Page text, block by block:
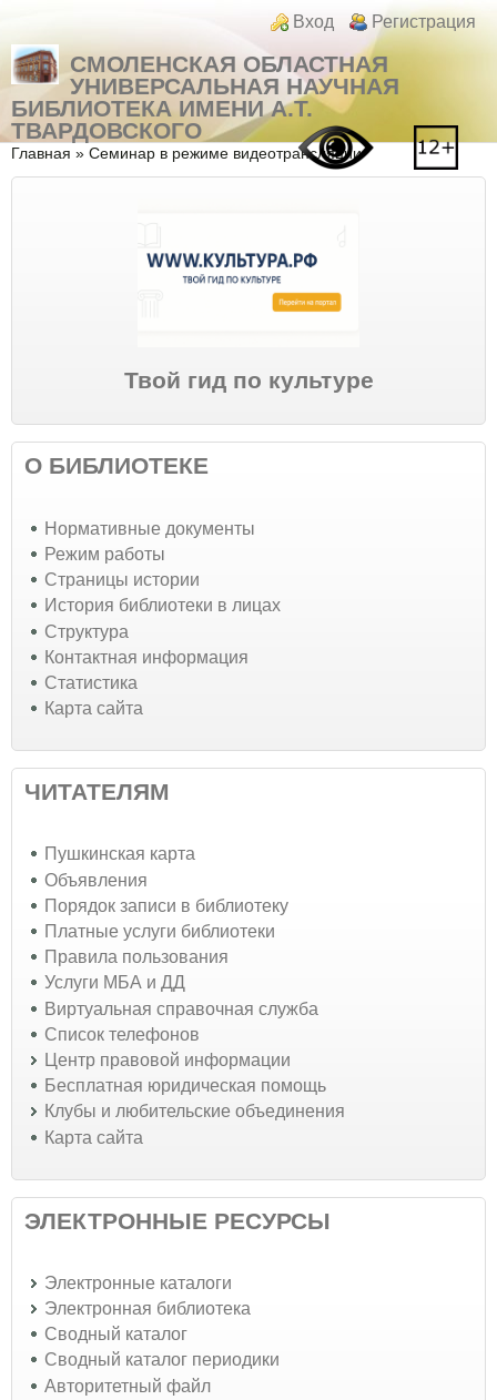
Перейти к основному содержанию
Login links
Вход Регистрация
СМОЛЕНСКАЯ ОБЛАСТНАЯ
УНИВЕРСАЛЬНАЯ НАУЧНАЯ
БИБЛИОТЕКА ИМЕНИ А.Т.
ТВАРДОВСКОГО
Вы здесь
Главная » Семинар в режиме видеотрансляции
Твой гид по культуре
О БИБЛИОТЕКЕ
Нормативные документы
Режим работы
Страницы истории
История библиотеки в лицах
Структура
Контактная информация
Статистика
Карта сайта
ЧИТАТЕЛЯМ
Пушкинская карта
Объявления
Порядок записи в библиотеку
Платные услуги библиотеки
Правила пользования
Услуги МБА и ДД
Виртуальная справочная служба
Список телефонов
Центр правовой информации
Бесплатная юридическая помощь
Клубы и любительские объединения
Карта сайта
ЭЛЕКТРОННЫЕ РЕСУРСЫ
Электронные каталоги
Электронная библиотека
Сводный каталог
Сводный каталог периодики
Авторитетный файл